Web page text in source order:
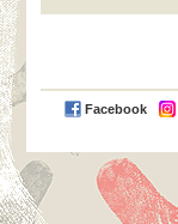
Facebook